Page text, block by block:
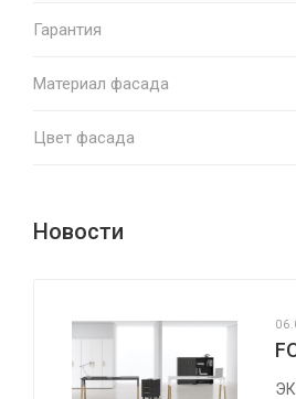
Гарантия
Материал фасада
Цвет фасада
Новости